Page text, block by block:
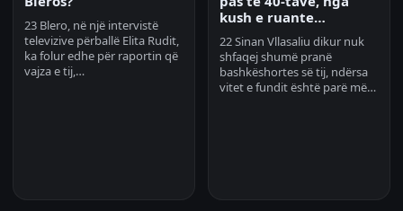
23 Blero, në një intervistë
televizive përballë Elita Rudit,
ka folur edhe për raportin që
vajza e tij,…
kush e ruante…
22 Sinan Vllasaliu dikur nuk
shfaqej shumë pranë
bashkëshortes së tij, ndërsa
vitet e fundit është parë më…